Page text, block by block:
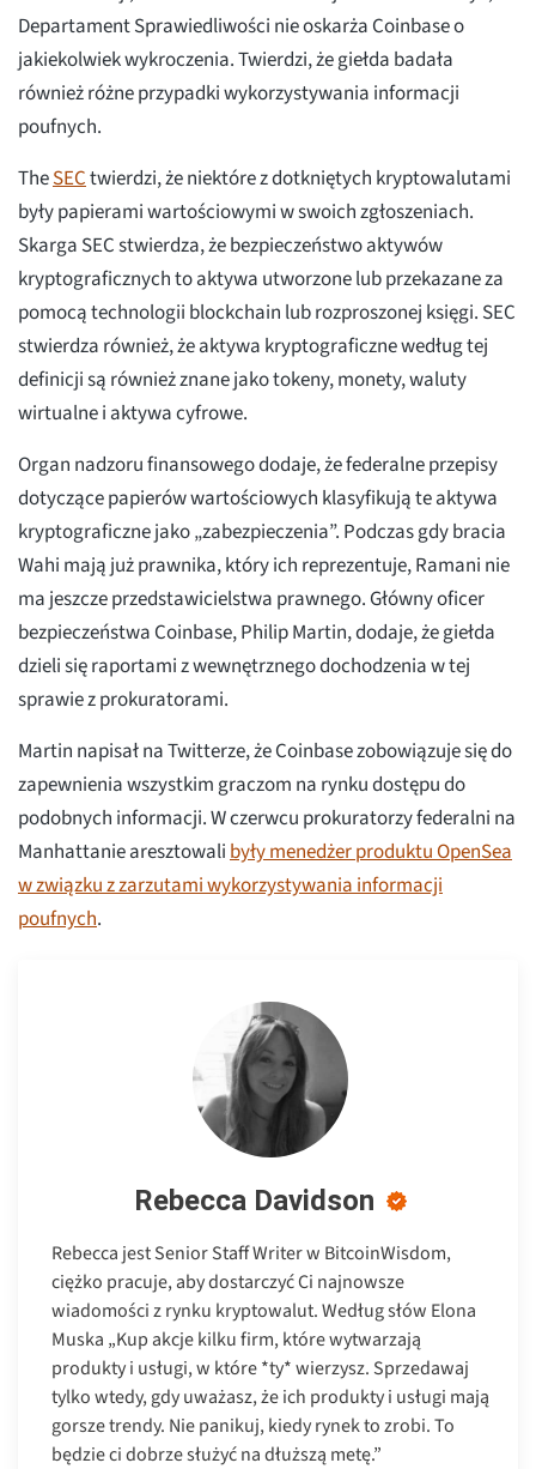
Departament Sprawiedliwości nie oskarża Coinbase o
jakiekolwiek wykroczenia. Twierdzi, że giełda badała
również różne przypadki wykorzystywania informacji
poufnych.
TheSECtwierdzi, że niektóre z dotkniętych kryptowalutami
były papierami wartościowymi w swoich zgłoszeniach.
Skarga SEC stwierdza, że bezpieczeństwo aktywów
kryptograficznych to aktywa utworzone lub przekazane za
pomocą technologii blockchain lub rozproszonej księgi. SEC
stwierdza również, że aktywa kryptograficzne według tej
definicji są również znane jako tokeny, monety, waluty
wirtualne i aktywa cyfrowe.
Organ nadzoru finansowego dodaje, że federalne przepisy
dotyczące papierów wartościowych klasyfikują te aktywa
kryptograficzne jako „zabezpieczenia”. Podczas gdy bracia
Wahi mają już prawnika, który ich reprezentuje, Ramani nie
ma jeszcze przedstawicielstwa prawnego. Główny oficer
bezpieczeństwa Coinbase, Philip Martin, dodaje, że giełda
dzieli się raportami z wewnętrznego dochodzenia w tej
sprawie z prokuratorami.
Martin napisał na Twitterze, że Coinbase zobowiązuje się do
zapewnienia wszystkim graczom na rynku dostępu do
podobnych informacji. W czerwcu prokuratorzy federalni na
Manhattanie aresztowali były menedżer produktu OpenSea
w związku z zarzutami wykorzystywania informacji
poufnych.
Rebecca Davidson
Rebecca jest Senior Staff Writer w BitcoinWisdom,
ciężko pracuje, aby dostarczyć Ci najnowsze
wiadomości z rynku kryptowalut. Według słów Elona
Muska „Kup akcje kilku firm, które wytwarzają
produkty i usługi, w które *ty* wierzysz. Sprzedawaj
tylko wtedy, gdy uważasz, że ich produkty i usługi mają
gorsze trendy. Nie panikuj, kiedy rynek to zrobi. To
będzie ci dobrze służyć na dłuższą metę.”